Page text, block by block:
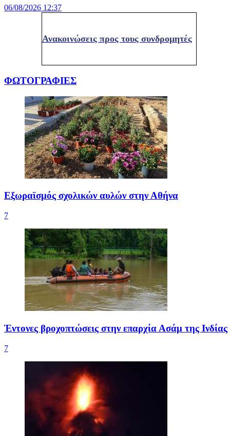
06/08/2026 12:37
Ανακοινώσεις προς τους συνδρομητές
ΦΩΤΟΓΡΑΦΙΕΣ
Εξωραϊσμός σχολικών αυλών στην Αθήνα
7
Έντονες βροχοπτώσεις στην επαρχία Ασάμ της Ινδίας
7